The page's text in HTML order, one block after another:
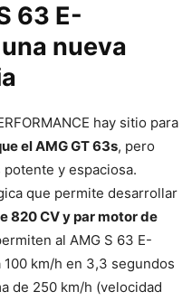
63 E-
una nueva
hay sitio para
el AMG GT 63s, pero
y espaciosa.
que permite desarrollar
820 CV y ​​par motor de
al AMG S 63 E-
100 km/h en 3,3 segundos
de 250 km/h (velocidad